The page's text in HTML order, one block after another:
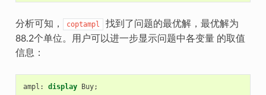
分析可知， coptampl
找到了问题的最优解，最优解为
88.2个单位。用户可以进一步显示问题中各变量 的取值
信息：
ampl : display Buy;